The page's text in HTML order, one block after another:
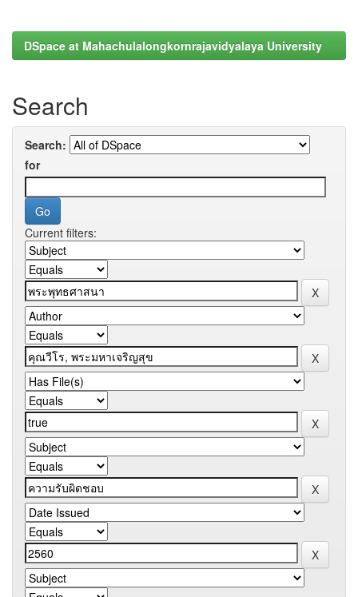
DSpace at Mahachulalongkornrajavidyalaya University
Search
Search:
for
Current filters: